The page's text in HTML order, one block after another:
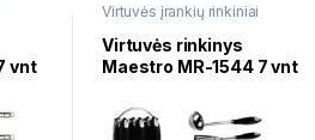
vnt
Virtuvės įrankių rinkiniai
Virtuvės rinkinys
Maestro MR-1544 7 vnt